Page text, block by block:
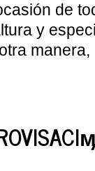
de
y
manera,